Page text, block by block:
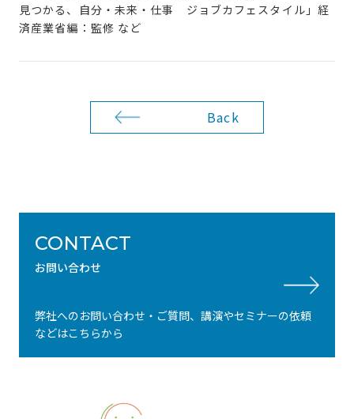
見つかる、自分・未来・仕事 ジョブカフェスタイル」経
済産業省編：監修 など
Back
CONTACT
お問い合わせ
弊社へのお問い合わせ・ご質問、講演やセミナーの依頼
などはこちらから